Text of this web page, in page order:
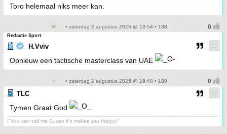
Toro helemaal niks meer kan.
• zaterdag 2 augustus 2025 @ 18:54 • 188
Redactie Sport
H.Vviv
Opnieuw een tactische masterclass van UAE
• zaterdag 2 augustus 2025 @ 19:48 • 189
TLC
Tymen Graat God
\"You can call me Susan if it makes you happy\"